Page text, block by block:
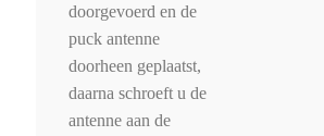
doorgevoerd en de
puck antenne
doorheen geplaatst,
daarna schroeft u de
antenne aan de